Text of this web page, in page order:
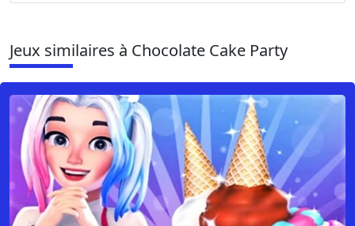
Jeux similaires à Chocolate Cake Party